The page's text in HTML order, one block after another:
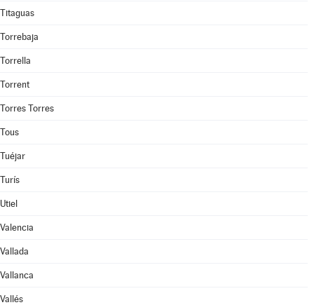
Titaguas
Torrebaja
Torrella
Torrent
Torres Torres
Tous
Tuéjar
Turís
Utiel
Valencia
Vallada
Vallanca
Vallés